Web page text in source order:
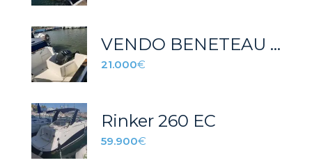
VENDO BENETEAU ANTARES 600 HB
21.000€
Rinker 260 EC
59.900€